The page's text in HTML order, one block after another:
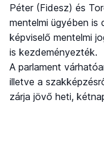
Péter (Fidesz) és
mentelmi ügyében
képviselő mentelmi
is kezdeményezték.
A parlament
illetve a
zárja jövő heti,